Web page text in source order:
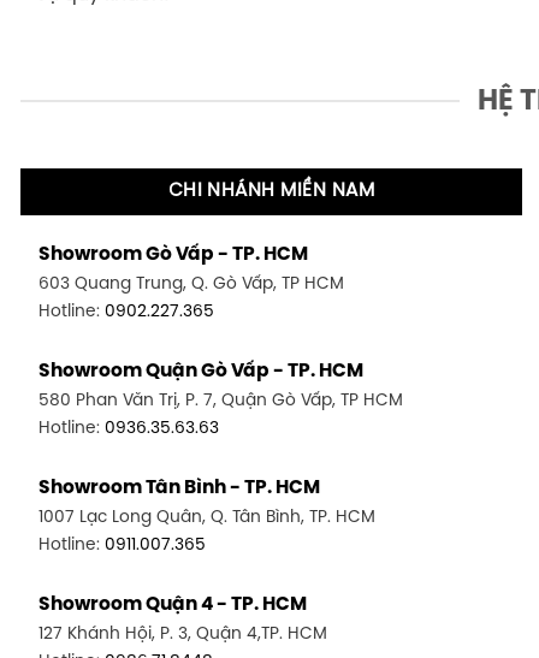
HỆ
CHI NHÁNH MIỀN NAM
Showroom Gò Vấp - TP. HCM
603 Quang Trung, Q. Gò Vấp, TP HCM
Hotline: 0902.227.365
Showroom Quận Gò Vấp - TP. HCM
580 Phan Văn Trị, P. 7, Quận Gò Vấp, TP HCM
Hotline: 0936.35.63.63
Showroom Tân Bình - TP. HCM
1007 Lạc Long Quân, Q. Tân Bình, TP. HCM
Hotline: 0911.007.365
Showroom Quận 4 - TP. HCM
127 Khánh Hội, P. 3, Quận 4,TP. HCM